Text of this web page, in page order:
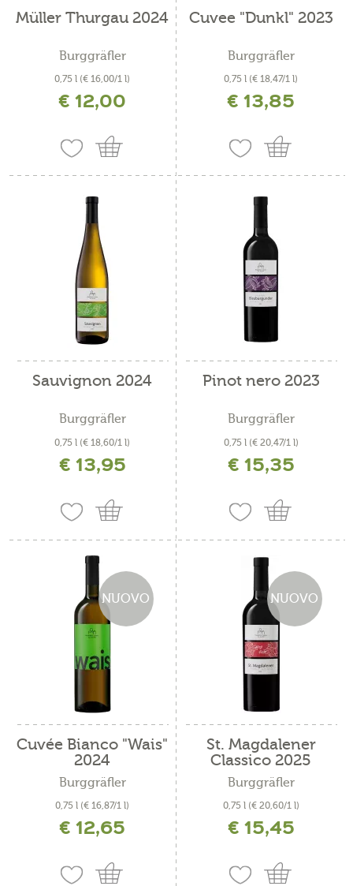
Müller Thurgau 2024
Burggräfler
0,75 l (€ 16,00/1 l)
incl. IVA più costi di spedizione
€ 12,00
Cuvee "Dunkl" 2023
Burggräfler
0,75 l (€ 18,47/1 l)
incl. IVA più costi di spedizione
€ 13,85
Sauvignon 2024
Burggräfler
0,75 l (€ 18,60/1 l)
€ 13,95
Pinot nero 2023
Burggräfler
0,75 l (€ 20,47/1 l)
€ 15,35
NUOVO
Cuvée Bianco "Wais"
2024
Burggräfler
0,75 l (€ 16,87/1 l)
incl. IVA più costi di spedizione
€ 12,65
NUOVO
St. Magdalener
Classico 2025
Burggräfler
0,75 l (€ 20,60/1 l)
incl. IVA più costi di spedizione
€ 15,45